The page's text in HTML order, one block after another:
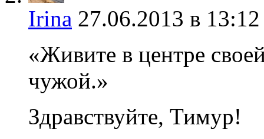
Irina 27.06.2013 в
«Живите в центре
чужой.»
Здравствуйте, Тимур!